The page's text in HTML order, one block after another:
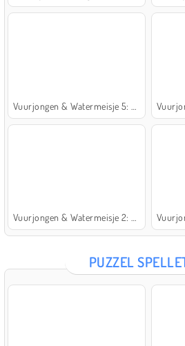
PUZZEL